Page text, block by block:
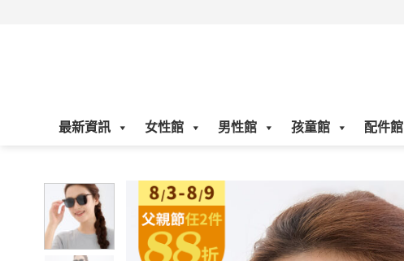
最新資訊 女性館 男性館 孩童館 配件館